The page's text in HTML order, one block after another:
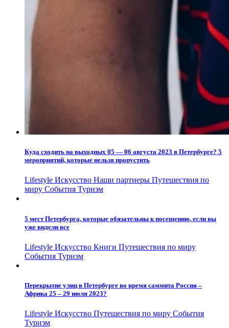
Куда сходить на выходных 05 — 06 августа 2023 в Петербурге? 5
мероприятий, которые нельзя пропустить
Lifestyle Искусство Наши партнеры Путешествия по
миру События Туризм
5 мест Петербурга, которые обязательны к посещению, если вы
уже видели все
Lifestyle Искусство Книги Путешествия по миру
События Туризм
Перекрытие улиц в Петербурге во время саммита Россия –
Африка 25 – 29 июля 2023?
Lifestyle Искусство Путешествия по миру События
Туризм